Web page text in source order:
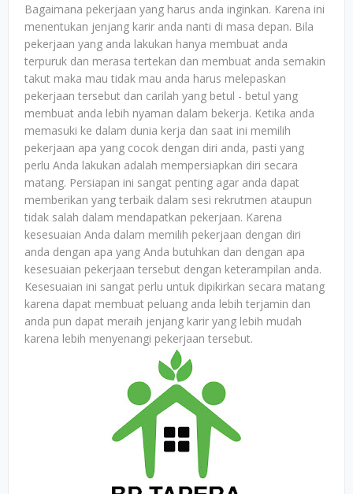
Bagaimana pekerjaan yang harus anda inginkan. Karena ini
menentukan jenjang karir anda nanti di masa depan. Bila
pekerjaan yang anda lakukan hanya membuat anda
terpuruk dan merasa tertekan dan membuat anda semakin
takut maka mau tidak mau anda harus melepaskan
pekerjaan tersebut dan carilah yang betul - betul yang
membuat anda lebih nyaman dalam bekerja. Ketika anda
memasuki ke dalam dunia kerja dan saat ini memilih
pekerjaan apa yang cocok dengan diri anda, pasti yang
perlu Anda lakukan adalah mempersiapkan diri secara
matang. Persiapan ini sangat penting agar anda dapat
memberikan yang terbaik dalam sesi rekrutmen ataupun
tidak salah dalam mendapatkan pekerjaan. Karena
kesesuaian Anda dalam memilih pekerjaan dengan diri
anda dengan apa yang Anda butuhkan dan dengan apa
kesesuaian pekerjaan tersebut dengan keterampilan anda.
Kesesuaian ini sangat perlu untuk dipikirkan secara matang
karena dapat membuat peluang anda lebih terjamin dan
anda pun dapat meraih jenjang karir yang lebih mudah
karena lebih menyenangi pekerjaan tersebut.